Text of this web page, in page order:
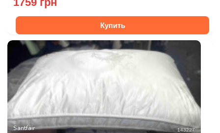
Купить
Santfair 143227